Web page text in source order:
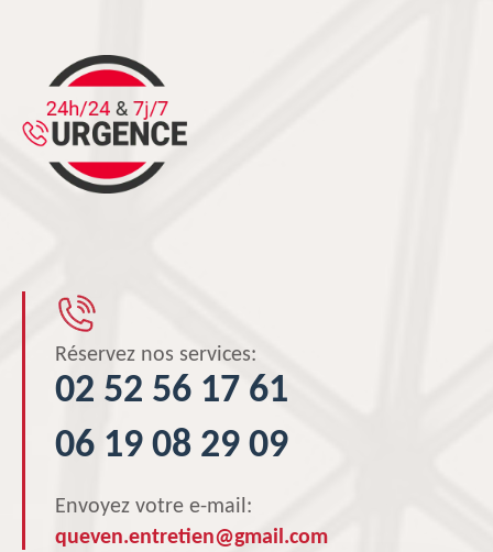
Réservez nos services:
02 52 56 17 61
06 19 08 29 09
Envoyez votre e-mail:
queven.entretien@gmail.com